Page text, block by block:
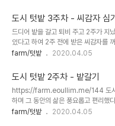
로 쌀쌀하다 바람도 세다 아침에 서리
이르게 심은 것은 아닌지 걱정이다. 열
다. 옥수수도 심었다. 옥수수는 키가
장인어른은 옥수수가 밟힐까봐 위로
다. 심는 것은 재미있다. 자라고 열매
토마토는 흙..
도시 텃밭 3주차 - 씨감자 심기
드디어 밭을 갈고 퇴비 주고 2주가 지
있다고 하여 2주 전에 받은 씨감자를
해야 하는지 친절하게 가이드북을 함께
된다고 한다. 바로 갈 수 없었다. 내일
에 토종 콩과 배추 강의를 듣고 얻은 씨
가족들과 함께 감자와 콩, 상추 등을
어 좋으신지 농사 초보가 걱정이신지
https://farm.eoullim.me/144 도시
farm/텃밭 2020.04.05
도시 텃밭 2주차 - 밭갈기
https://farm.eoullim.me/144 도시
하며 그 동안의 삶은 풍요롭고 편리했
큰 성장을 위해 달려왔다. 그것이 정의
farm/텃밭 2020.04.05